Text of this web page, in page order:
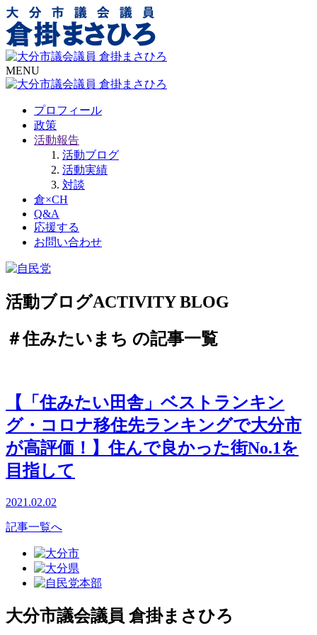
MENU
プロフィール
政策
活動報告
活動ブログ
活動実績
対談
倉×CH
Q&A
応援する
お問い合わせ
活動ブログACTIVITY BLOG
＃住みたいまち の記事一覧
【「住みたい田舎」ベストランキン
グ・コロナ移住先ランキングで大分市
が高評価！】住んで良かった街No.1を
目指して
2021.02.02
記事一覧へ
大分市議会議員 倉掛まさひろ